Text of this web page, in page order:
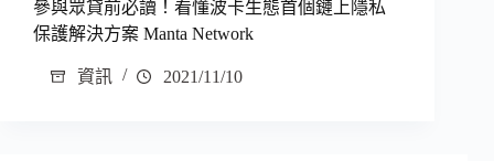
參與眾貸前必讀！看懂波卡生態首個鏈上隱私
保護解決方案 Manta Network
資訊 2021/11/10